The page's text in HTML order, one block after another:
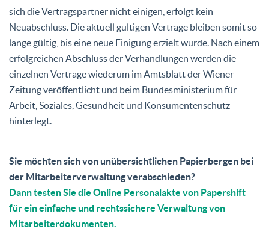
sich die Vertragspartner nicht einigen, erfolgt kein
Neuabschluss. Die aktuell gültigen Verträge bleiben somit so
lange gültig, bis eine neue Einigung erzielt wurde. Nach einem
erfolgreichen Abschluss der Verhandlungen werden die
einzelnen Verträge wiederum im Amtsblatt der Wiener
Zeitung veröffentlicht und beim Bundesministerium für
Arbeit, Soziales, Gesundheit und Konsumentenschutz
hinterlegt.
Sie möchten sich von unübersichtlichen Papierbergen bei
der Mitarbeiterverwaltung verabschieden?
Dann testen Sie die Online Personalakte von Papershift
für ein einfache und rechtssichere Verwaltung von
Mitarbeiterdokumenten.